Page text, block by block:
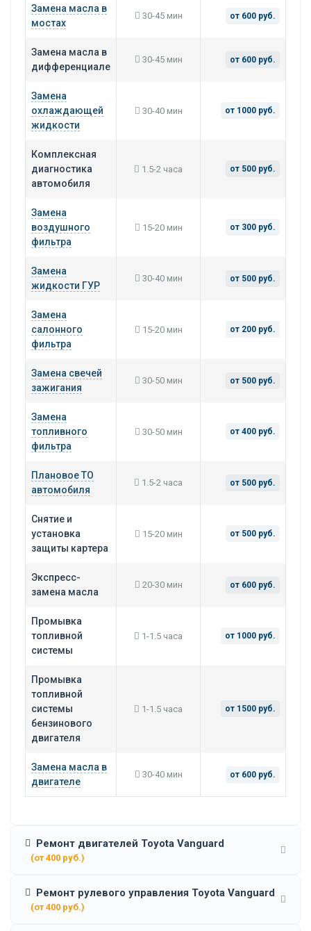
Замена масла в
мостах
30-45 мин от 600 руб.
Замена масла в
дифференциале
30-45 мин от 600 руб.
Замена
охлаждающей
жидкости
30-40 мин от 1000 руб.
Комплексная
диагностика
автомобиля
1.5-2 часа от 500 руб.
Замена
воздушного
фильтра
15-20 мин от 300 руб.
Замена
жидкости ГУР
30-40 мин от 500 руб.
Замена
салонного
фильтра
15-20 мин от 200 руб.
Замена свечей
зажигания
30-50 мин от 500 руб.
Замена
топливного
фильтра
30-50 мин от 400 руб.
Плановое ТО
автомобиля
1.5-2 часа от 500 руб.
Снятие и
установка
защиты картера
15-20 мин от 500 руб.
Экспресс-
замена масла
20-30 мин от 600 руб.
Промывка
топливной
системы
1-1.5 часа от 1000 руб.
Промывка
топливной
системы
бензинового
двигателя
1-1.5 часа от 1500 руб.
Замена масла в
двигателе
30-40 мин от 600 руб.
Ремонт двигателей Toyota Vanguard
(от 400 руб.)
Ремонт рулевого управления Toyota Vanguard
(от 400 руб.)